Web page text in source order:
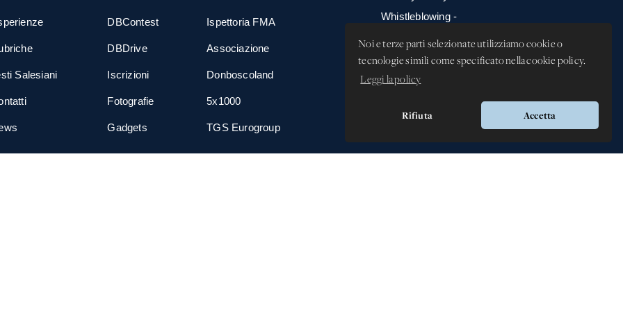
Noi e terze parti selezionate utilizziamo cookie o
tecnologie simili come specificato nella cookie policy.
Leggi la policy
Rifiuta Accetta
Salesiani
DBContest
DBDrive
Iscrizioni
Fotografie
Gadgets
Ispettoria FMA
Associazione
Donboscoland
5x1000
TGS Eurogroup
Whistleblowing -